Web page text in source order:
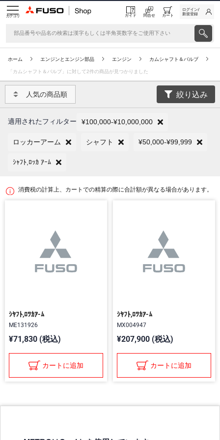
カテゴリ ガイド 問合せ カート
ログイン/
新規登録
ホーム エンジンとエンジン部品 エンジン カムシャフト＆バルブ
「カムシャフト＆バルブ」に対して2件の商品が見つかりました
人気の商品順 絞り込み
適用されたフィルター ¥100,000-¥10,000,000
ロッカーアーム シャフト ¥50,000-¥99,999
ｼｬﾌﾄ,ﾛｯｶ ｱｰﾑ
消費税の計算上、カートでの精算の際に合計額が異なる場合があります。
ｼﾔﾌﾄ,ﾛﾂｶｱ-ﾑ
ME131926
¥71,830 (税込)
カートに追加
ｼﾔﾌﾄ,ﾛﾂｶｱ-ﾑ
MX004947
¥207,900 (税込)
カートに追加